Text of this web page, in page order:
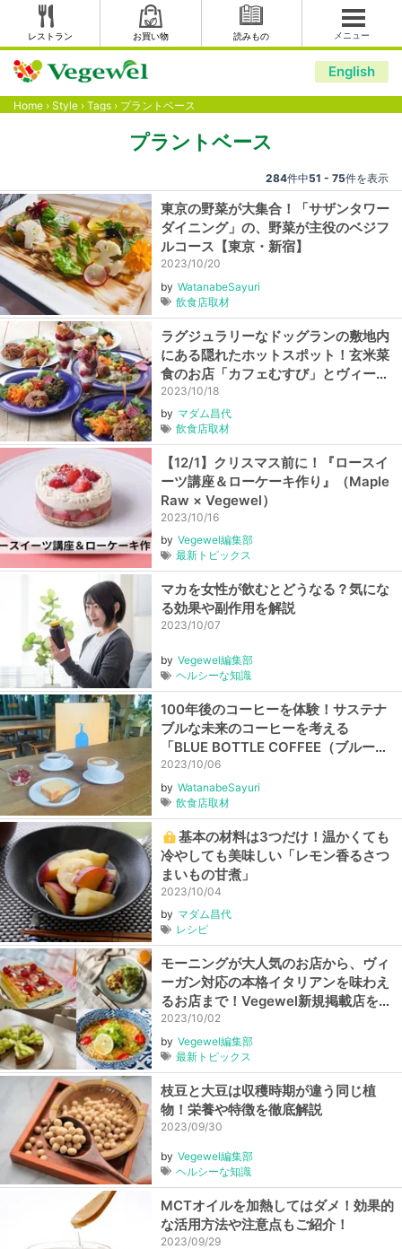
レストラン お買い物 読みもの メニュー
English
Home › Style › Tags › プラントベース
プラントベース
284件中51 - 75件を表示
東京の野菜が大集合！「サザンタワー
ダイニング」の、野菜が主役のベジフ
ルコース【東京・新宿】
2023/10/20
by WatanabeSayuri
飲食店取材
ラグジュラリーなドッグランの敷地内
にある隠れたホットスポット！玄米菜
食のお店「カフェむすび」とヴィーガ
ンスイーツのお店「サロンドテリマ」
【東京・新小岩】
2023/10/18
by マダム昌代
飲食店取材
【12/1】クリスマス前に！『ロースイ
ーツ講座＆ローケーキ作り』（Maple
Raw × Vegewel）
2023/10/16
by Vegewel編集部
最新トピックス
マカを女性が飲むとどうなる？気にな
る効果や副作用を解説
2023/10/07
by Vegewel編集部
ヘルシーな知識
100年後のコーヒーを体験！サステナ
ブルな未来のコーヒーを考える
「BLUE BOTTLE COFFEE（ブルーボ
トルコーヒー）」
2023/10/06
by WatanabeSayuri
飲食店取材
基本の材料は3つだけ！温かくても
冷やしても美味しい「レモン香るさつ
まいもの甘煮」
2023/10/04
by マダム昌代
レシピ
モーニングが大人気のお店から、ヴィ
ーガン対応の本格イタリアンを味わえ
るお店まで！Vegewel新規掲載店をご
紹介【2023年9月】
2023/10/02
by Vegewel編集部
最新トピックス
枝豆と大豆は収穫時期が違う同じ植
物！栄養や特徴を徹底解説
2023/09/30
by Vegewel編集部
ヘルシーな知識
MCTオイルを加熱してはダメ！効果的
な活用方法や注意点もご紹介！
2023/09/29